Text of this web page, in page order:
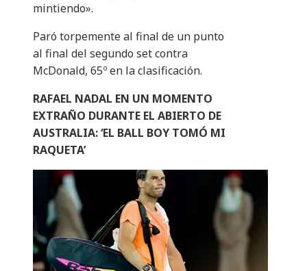
mintiendo».
Paró torpemente al final de un punto
al final del segundo set contra
McDonald, 65º en la clasificación.
RAFAEL NADAL EN UN MOMENTO
EXTRAÑO DURANTE EL ABIERTO DE
AUSTRALIA: ‘EL BALL BOY TOMÓ MI
RAQUETA’